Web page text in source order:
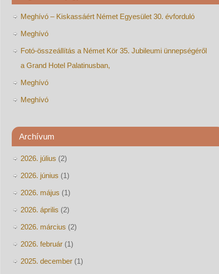
Meghívó – Kiskassáért Német Egyesület 30. évforduló
Meghívó
Fotó-összeállítás a Német Kör 35. Jubileumi ünnepségéről
a Grand Hotel Palatinusban,
Meghívó
Meghívó
Archívum
2026. július (2)
2026. június (1)
2026. május (1)
2026. április (2)
2026. március (2)
2026. február(1)
2025. december(1)